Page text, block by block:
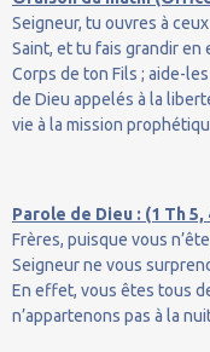
Seigneur, tu ouvres à
Saint, et tu fais grandir en
Corps de ton Fils ; aide-
de Dieu appelés à la
vie à la mission
Parole de Dieu : (1 Th
Frères, puisque vous
Seigneur ne vous
En effet, vous êtes tous
n’appartenons pas à la